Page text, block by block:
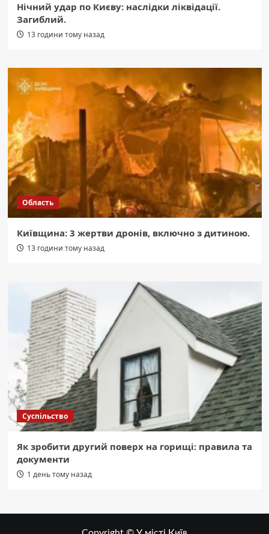
Нічний удар по Києву: наслідки ліквідації.
Загиблий.
13 години тому назад
Область
Київщина: 3 жертви дронів, включно з дитиною.
13 години тому назад
Суспільство
Як зробити другий поверх на горищі: правила та
документи
1 день тому назад